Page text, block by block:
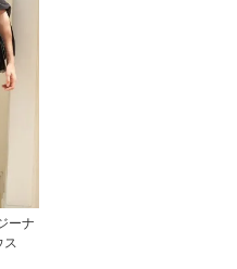
ーナ
ス